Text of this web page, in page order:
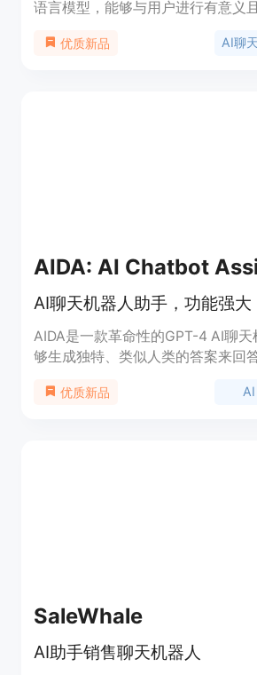
语言模型，能够与用户进行有意义
靠的对话伙伴。
优质新品
AIDA: AI Chatbot
AI聊天机器人助手，功能强大
AIDA是一款革命性的GPT-4 AI聊
够生成独特、类似人类的答案来回
起草电子邮件，从撰写博客文章到
优质新品 AI
SaleWhale
AI助手销售聊天机器人